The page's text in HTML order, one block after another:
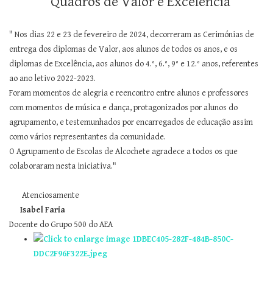
" Nos dias 22 e 23 de fevereiro de 2024, decorreram as Cerimónias de
entrega dos diplomas de Valor, aos alunos de todos os anos, e os
diplomas de Excelência, aos alunos do 4.°, 6.°, 9° e 12.° anos, referentes
ao ano letivo 2022-2023.
Foram momentos de alegria e reencontro entre alunos e professores
com momentos de música e dança, protagonizados por alunos do
agrupamento, e testemunhados por encarregados de educação assim
como vários representantes da comunidade.
O Agrupamento de Escolas de Alcochete agradece a todos os que
colaboraram nesta iniciativa."
Atenciosamente
Isabel Faria
Docente do Grupo 500 do AEA